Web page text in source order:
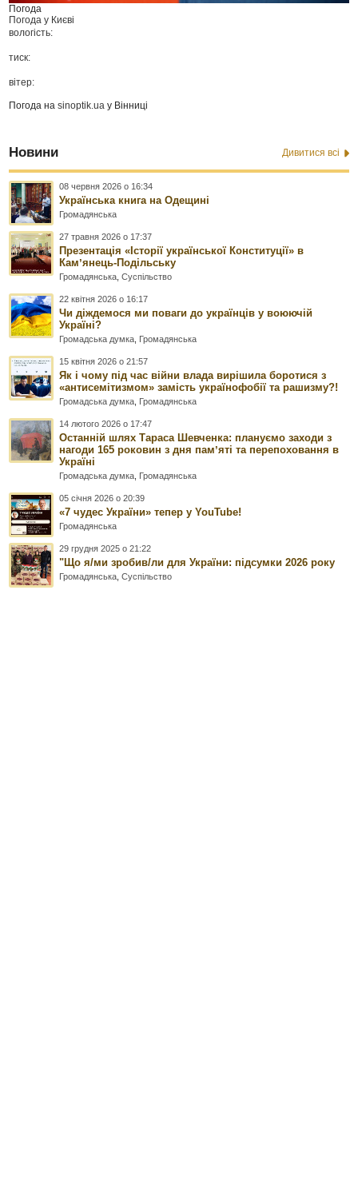
Погода
Погода у Києві
вологість:
тиск:
вітер:
Погода наsinoptik.ua у Вінниці
Новини Дивитися всі
08 червня 2026 о 16:34
Українська книга на Одещині
Громадянська
27 травня 2026 о 17:37
Презентація «Історії української Конституції» в
Камʼянець-Подільську
Громадянська ,Суспільство
22 квітня 2026 о 16:17
Чи діждемося ми поваги до українців у воюючій
Україні?
Громадська думка Громадянська
15 квітня 2026 о 21:57
Як і чому під час війни влада вирішила боротися з
«антисемітизмом» замість українофобії та рашизму?!
Громадська думка Громадянська
14 лютого 2026 о 17:47
Останній шлях Тараса Шевченка: плануємо заходи з
нагоди 165 роковин з дня памʼяті та перепоховання в
Україні
Громадська думка Громадянська
05 січня 2026 о 20:39
«7 чудес України» тепер у YouTube!
Громадянська
29 грудня 2025 о 21:22
"Що я/ми зробив/ли для України: підсумки 2026 року
Громадянська ,Суспільство